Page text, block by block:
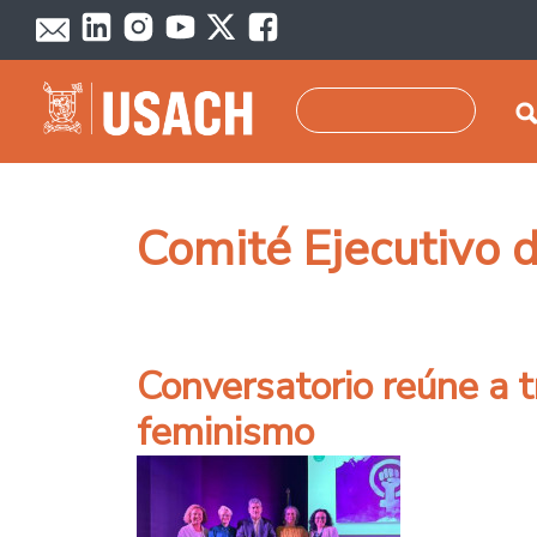
Pasar al contenido principal
Comité Ejecutivo
Conversatorio reúne a
feminismo